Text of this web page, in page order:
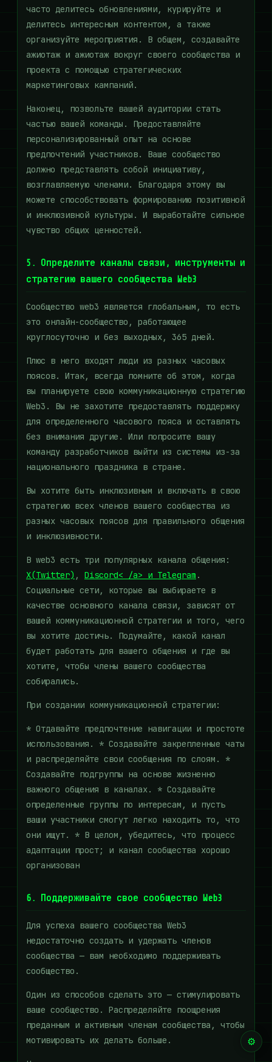
часто делитесь обновлениями, курируйте и
делитесь интересным контентом, а также
организуйте мероприятия. В общем, создавайте
ажиотаж и ажиотаж вокруг своего сообщества и
проекта с помощью стратегических
маркетинговых кампаний.
Наконец, позвольте вашей аудитории стать
частью вашей команды. Предоставляйте
персонализированный опыт на основе
предпочтений участников. Ваше сообщество
должно представлять собой инициативу,
возглавляемую членами. Благодаря этому вы
можете способствовать формированию позитивной
и инклюзивной культуры. И выработайте сильное
чувство общих ценностей.
5. Определите каналы связи, инструменты и
стратегию вашего сообщества Web3
Сообщество web3 является глобальным, то есть
это онлайн-сообщество, работающее
круглосуточно и без выходных, 365 дней.
Плюс в него входят люди из разных часовых
поясов. Итак, всегда помните об этом, когда
вы планируете свою коммуникационную стратегию
Web3. Вы не захотите предоставлять поддержку
для определенного часового пояса и оставлять
без внимания другие. Или попросите вашу
команду разработчиков выйти из системы из-за
национального праздника в стране.
Вы хотите быть инклюзивным и включать в свою
стратегию всех членов вашего сообщества из
разных часовых поясов для правильного общения
и инклюзивности.
В web3 есть три популярных канала общения:
X(Twitter) , Discord< /a> и Telegram .
Социальные сети, которые вы выбираете в
качестве основного канала связи, зависят от
вашей коммуникационной стратегии и того, чего
вы хотите достичь. Подумайте, какой канал
будет работать для вашего общения и где вы
хотите, чтобы члены вашего сообщества
собирались.
При создании коммуникационной стратегии:
* Отдавайте предпочтение навигации и простоте
использования. * Создавайте закрепленные чаты
и распределяйте свои сообщения по слоям. *
Создавайте подгруппы на основе жизненно
важного общения в каналах. * Создавайте
определенные группы по интересам, и пусть
ваши участники смогут легко находить то, что
они ищут. * В целом, убедитесь, что процесс
адаптации прост; и канал сообщества хорошо
организован
6. Поддерживайте свое сообщество Web3
Для успеха вашего сообщества Web3
недостаточно создать и удержать членов
сообщества — вам необходимо поддерживать
сообщество.
Один из способов сделать это — стимулировать
ваше сообщество. Распределяйте поощрения
преданным и активным членам сообщества, чтобы
мотивировать их делать больше.
⚙